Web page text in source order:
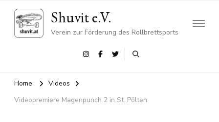
Shuvit e.V.
Verein zur Förderung des Rollbrettsports
Home
Videos
Videopremiere Magenpunch 2 in St. Pölten